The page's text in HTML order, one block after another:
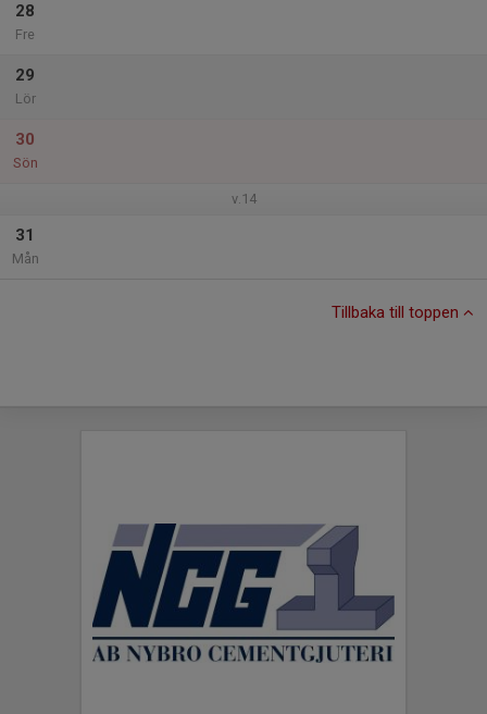
28
Fre
29
Lör
30
Sön
v.14
31
Mån
Tillbaka till toppen